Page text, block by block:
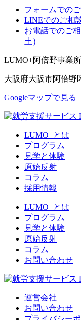
フォームでの
LINEでのご相
お電話でのご
土）
LUMO+阿倍野事業所
大阪府大阪市阿倍
Googleマップで見る
LUMO+とは
プログラム
見学と体験
原始反射
コラム
採用情報
LUMO+とは
プログラム
見学と体験
原始反射
コラム
お問い合わせ
運営会社
お問い合わせ